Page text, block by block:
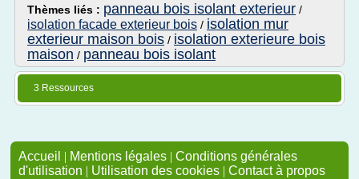
Thèmes liés : panneau bois isolant exterieur /
isolation facade exterieur bois / isolation mur
exterieur maison bois / isolation exterieure bois
maison / panneau bois isolant
3 Ressources
Accueil | Mentions légales | Conditions générales
d'utilisation | Utilisation des cookies | Contact à propos